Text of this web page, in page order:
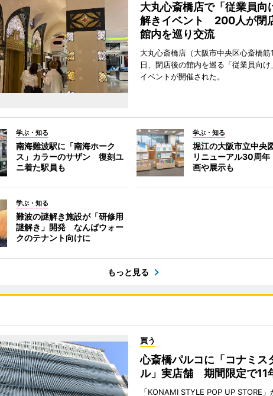
大丸心斎橋店で「従業員向
解きイベント 200人が閉
館内を巡り交流
大丸心斎橋店（大阪市中央区心斎橋筋
日、閉店後の館内を巡る「従業員向け
イベントが開催された。
学ぶ・知る
南海難波駅に「南海ホーク
ス」カラーのサザン 復刻ユ
ニ着た駅員も
学ぶ・知る
堀江の大阪市立中央
リニューアル30周
画や展示も
学ぶ・知る
難波の謎解き施設が「研修用
謎解き」開発 なんばウォー
クのテナント向けに
もっと見る
買う
心斎橋パルコに「コナミス
ル」実店舗 期間限定で11
「KONAMI STYLE POP UP STORE」